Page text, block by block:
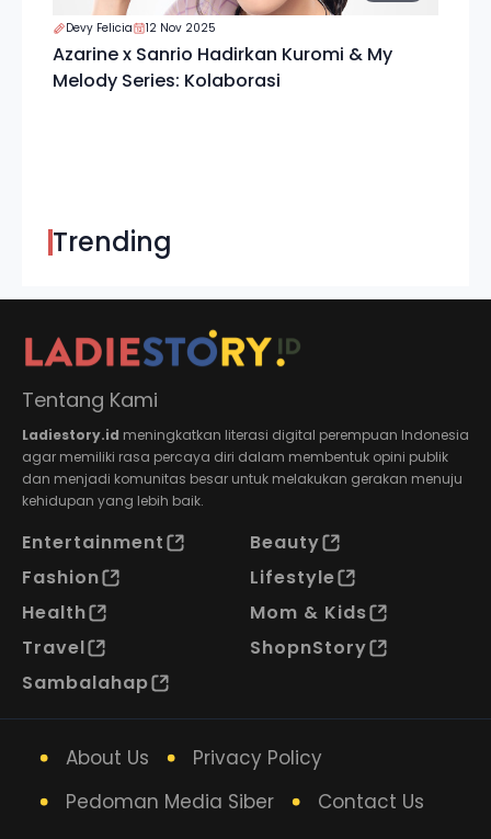
Devy Felicia 12 Nov 2025
Azarine x Sanrio Hadirkan Kuromi & My
Melody Series: Kolaborasi
Trending
Tentang Kami
Ladiestory.id meningkatkan literasi digital perempuan Indonesia
agar memiliki rasa percaya diri dalam membentuk opini publik
dan menjadi komunitas besar untuk melakukan gerakan menuju
kehidupan yang lebih baik.
Entertainment
Beauty
Fashion
Lifestyle
Health
Mom & Kids
Travel
ShopnStory
Sambalahap
About Us
Privacy Policy
Pedoman Media Siber
Contact Us